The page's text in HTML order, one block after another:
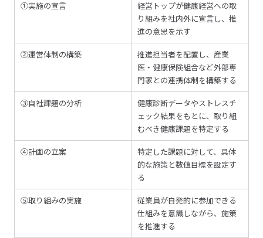
①実施の宣言
経営トップが健康経営への取
り組みを社内外に宣言し、推
進の意思を示す
②運営体制の構築
推進担当者を配置し、産業
医・健康保険組合など外部専
門家との連携体制を構築する
③自社課題の分析
健康診断データやストレスチ
ェック結果をもとに、取り組
むべき健康課題を特定する
④計画の立案
特定した課題に対して、具体
的な施策と数値目標を設定す
る
⑤取り組みの実施
従業員が自発的に参加できる
仕組みを意識しながら、施策
を推進する